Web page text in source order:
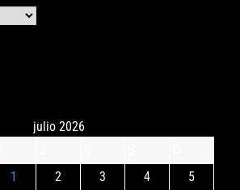
julio 2026
1
2 3 4 5